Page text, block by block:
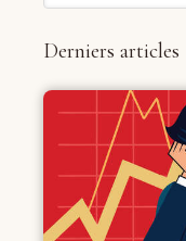
Derniers articles